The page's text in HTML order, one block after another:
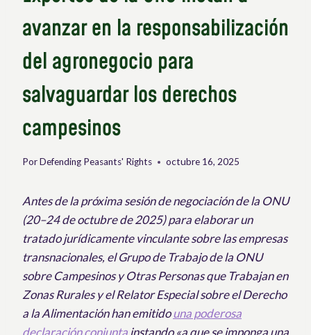
avanzar en la responsabilización
del agronegocio para
salvaguardar los derechos
campesinos
PorDefending Peasants' Rights octubre 16, 2025
Antes de la próxima sesión de negociación de la ONU
(20–24 de octubre de 2025) para elaborar un
tratado jurídicamente vinculante sobre las empresas
transnacionales, el Grupo de Trabajo de la ONU
sobre Campesinos y Otras Personas que Trabajan en
Zonas Rurales y el Relator Especial sobre el Derecho
a la Alimentación han emitidouna poderosa
declaración conjuntainstando «a que se imponga una